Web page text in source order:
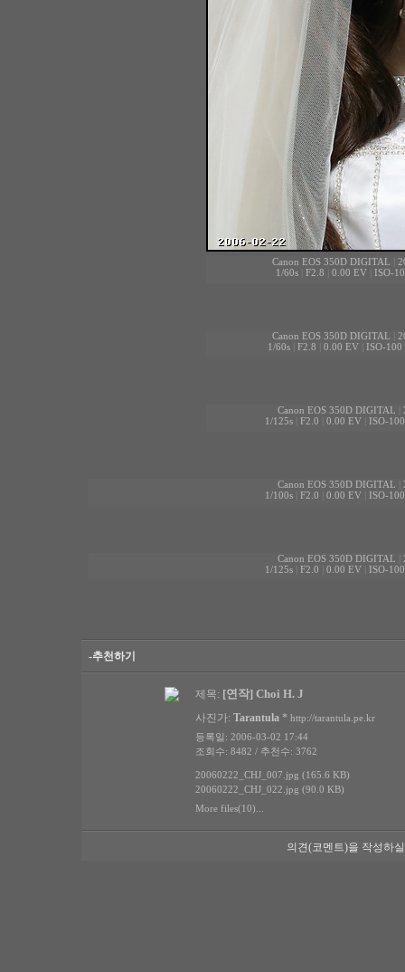
Canon EOS 350D DIGITAL
1/60s| F2.8 0.00 EV| ISO-
Canon EOS 350D DIGITAL
1/60s| F2.8 0.00 EV| ISO-100
Canon EOS 350D DIGITAL
1/125s| F2.0 0.00 EV| ISO-100
Canon EOS 350D DIGITAL
1/100s| F2.0 0.00 EV| ISO-100
Canon EOS 350D DIGITAL
1/125s| F2.0 0.00 EV| ISO-100
-추천하기
제목: [연작] Choi H. J
사진가: Tarantula * http://tarantula.pe.kr
등록일: 2006-03-02 17:44
조회수: 8482 / 추천수: 3762
20060222_CHJ_007.jpg (165.6 KB)
20060222_CHJ_022.jpg (90.0 KB)
More files(10)...
의견(코멘트)을 작성하